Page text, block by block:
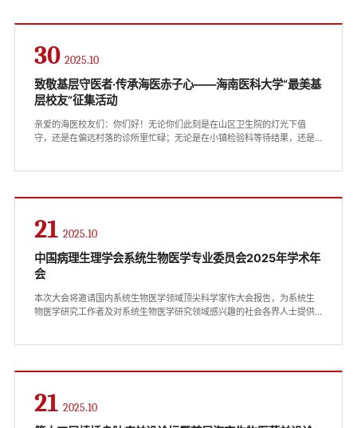
30 2025.10
致敬基层守医者·传承海医赤子心——海南医科大学“最美基
层校友”征集活动
亲爱的海医校友们：你们好！无论你们此刻是在山区卫生院的灯光下值
守，还是在偏远村落的诊所里忙碌；无论是在小镇检验科等待结果，还是
21 2025.10
中国病理生理学会系统生物医学专业委员会2025年学术年
会
本次大会将邀请国内系统生物医学领域顶尖科学家作大会报告，为系统生
物医学研究工作者及对系统生物医学研究领域感兴趣的社会各界人士提供
21 2025.10